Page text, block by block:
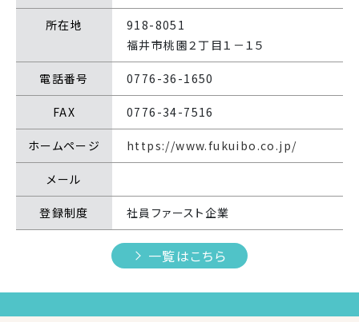
所在地
918-8051
福井市桃園２丁目１－１５
電話番号 0776-36-1650
FAX 0776-34-7516
ホームページ https://www.fukuibo.co.jp/
メール
登録制度 社員ファースト企業
一覧はこちら